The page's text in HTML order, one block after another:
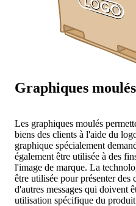
Graphiques moulés
Les graphiques moulés
biens des clients à l'aide du
graphique spécialement
également être utilisée à des
l'image de marque. La
être utilisée pour présenter des
d'autres messages qui doivent
utilisation spécifique du